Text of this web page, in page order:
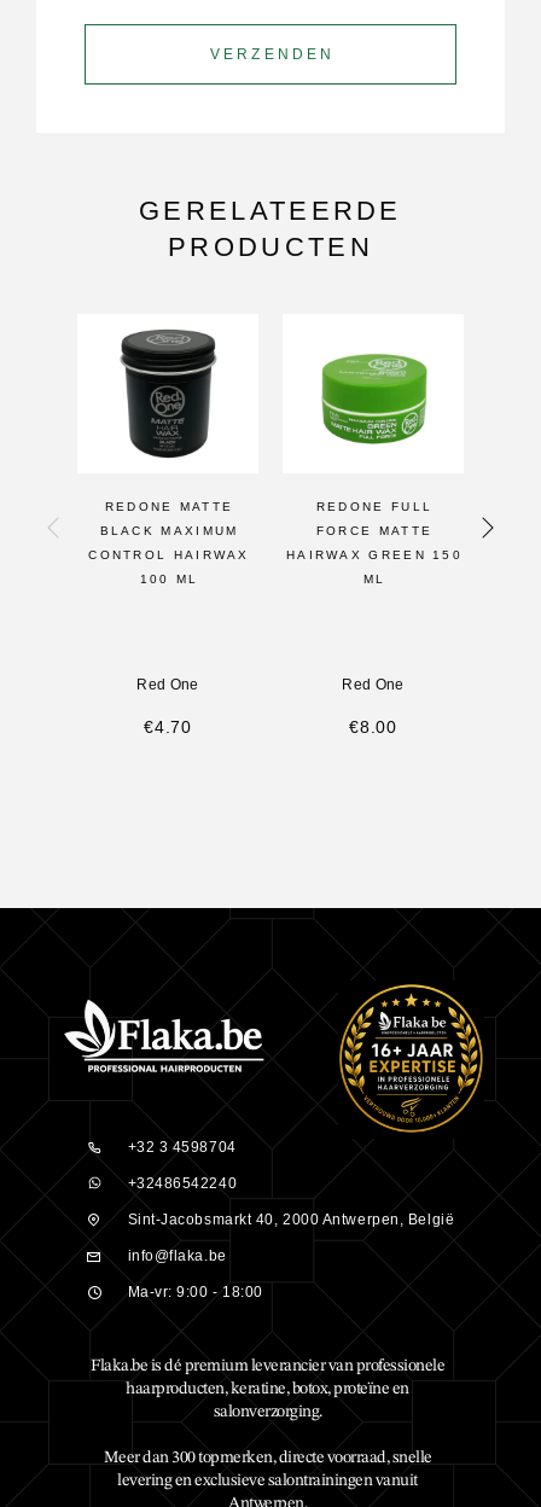
GERELATEERDE
PRODUCTEN
REDONE MATTE
BLACK MAXIMUM
CONTROL HAIRWAX
100 ML
Red One
€4.70
REDONE FULL
FORCE MATTE
HAIRWAX GREEN 150
ML
Red One
€8.00
+32 3 4598704
+32486542240
Sint-Jacobsmarkt 40, 2000 Antwerpen, België
info@flaka.be
Ma-vr: 9:00 - 18:00
Flaka.be is dé premium leverancier van professionele
haarproducten, keratine, botox, proteïne en
salonverzorging.
Meer dan 300 topmerken, directe voorraad, snelle
levering en exclusieve salontrainingen vanuit
Antwerpen.